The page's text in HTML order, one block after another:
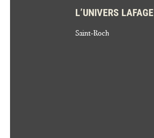
L’UNIVERS LAFAGE
Saint-Roch